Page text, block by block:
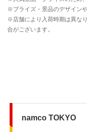
namco TOKYO